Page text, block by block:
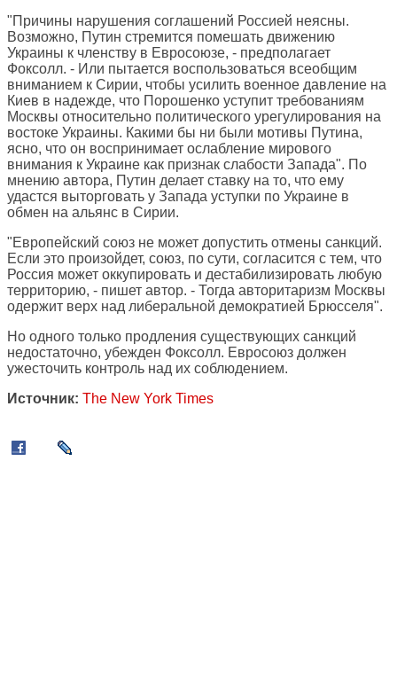
"Причины нарушения соглашений Россией неясны.
Возможно, Путин стремится помешать движению
Украины к членству в Евросоюзе, - предполагает
Фоксолл. - Или пытается воспользоваться всеобщим
вниманием к Сирии, чтобы усилить военное давление на
Киев в надежде, что Порошенко уступит требованиям
Москвы относительно политического урегулирования на
востоке Украины. Какими бы ни были мотивы Путина,
ясно, что он воспринимает ослабление мирового
внимания к Украине как признак слабости Запада". По
мнению автора, Путин делает ставку на то, что ему
удастся выторговать у Запада уступки по Украине в
обмен на альянс в Сирии.
"Европейский союз не может допустить отмены санкций.
Если это произойдет, союз, по сути, согласится с тем, что
Россия может оккупировать и дестабилизировать любую
территорию, - пишет автор. - Тогда авторитаризм Москвы
одержит верх над либеральной демократией Брюсселя".
Но одного только продления существующих санкций
недостаточно, убежден Фоксолл. Евросоюз должен
ужесточить контроль над их соблюдением.
Источник: The New York Times